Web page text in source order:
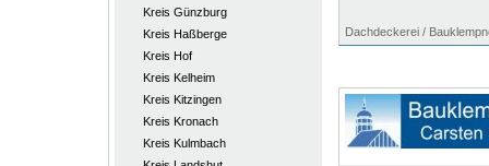
Kreis Günzburg
Kreis Haßberge
Kreis Hof
Kreis Kelheim
Kreis Kitzingen
Kreis Kronach
Kreis Kulmbach
Dachdeckerei /